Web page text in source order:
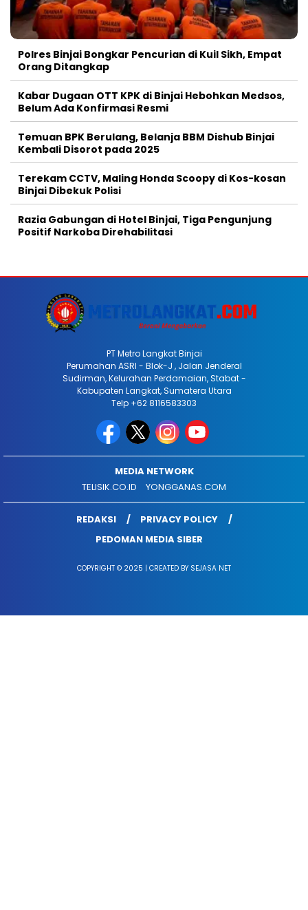
Polres Binjai Bongkar Pencurian di Kuil Sikh, Empat
Orang Ditangkap
Kabar Dugaan OTT KPK di Binjai Hebohkan Medsos,
Belum Ada Konfirmasi Resmi
Temuan BPK Berulang, Belanja BBM Dishub Binjai
Kembali Disorot pada 2025
Terekam CCTV, Maling Honda Scoopy di Kos-kosan
Binjai Dibekuk Polisi
Razia Gabungan di Hotel Binjai, Tiga Pengunjung
Positif Narkoba Direhabilitasi
PT Metro Langkat Binjai
Perumahan ASRI - Blok-J , Jalan Jenderal
Sudirman, Kelurahan Perdamaian, Stabat -
Kabupaten Langkat, Sumatera Utara
Telp +62 8116583303
MEDIA NETWORK
TELISIK.CO.ID
YONGGANAS.COM
REDAKSI
PRIVACY POLICY
PEDOMAN MEDIA SIBER
COPYRIGHT © 2025 | CREATED BY SEJASA NET